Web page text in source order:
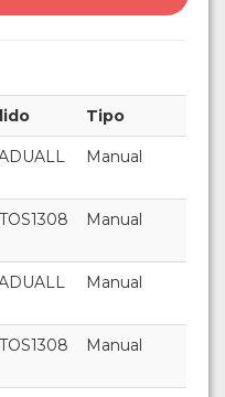
Tipo
Manual
Manual
Manual
Manual